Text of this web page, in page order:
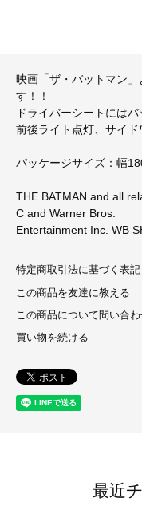
映画「ザ・バットマン
す！！
ドライバーシートには
前後ライト点灯、サイ
パッケージサイズ：幅
THE BATMAN and all
C and Warner Bros.
Entertainment Inc. WB
特定商取引法に基づく表記
この商品を友達に教える
この商品について問い合わ
買い物を続ける
最近